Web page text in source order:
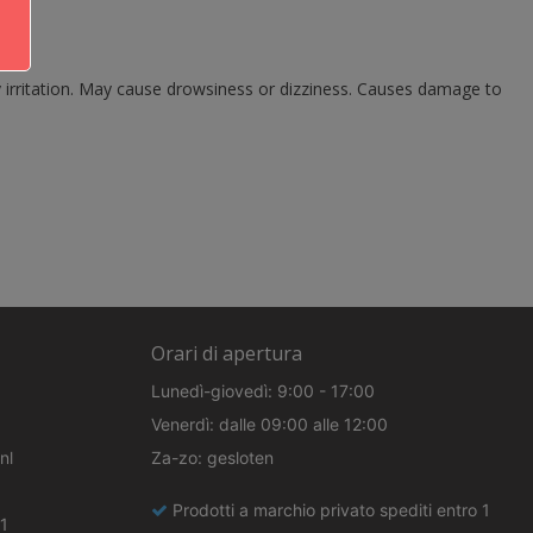
May cause drowsiness or dizziness. Causes damage to
Orari di apertura
Lunedì-giovedì: 9:00 - 17:00
Venerdì: dalle 09:00 alle 12:00
Za-zo: gesloten
Prodotti a marchio privato spediti entro 1